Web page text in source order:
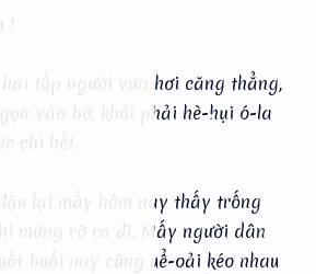
!
tốp người vừa hơi căng thẳng,
vào bờ, khỏi phải hè-hụi ó-la
chi hết.
lại mấy hôm nay thấy trống
mừng rỡ ra đi. Mấy người dân
buổi nay cũng uể-oải kéo nhau